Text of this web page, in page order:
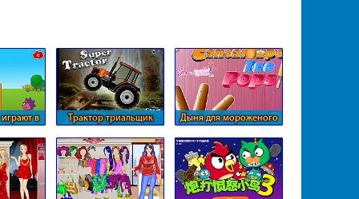
в
Трактор триальщик Дыня для мороженого